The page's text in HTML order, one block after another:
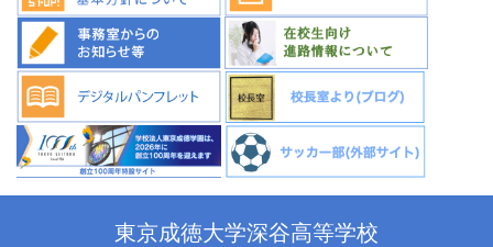
東京成徳大学深谷高等学校